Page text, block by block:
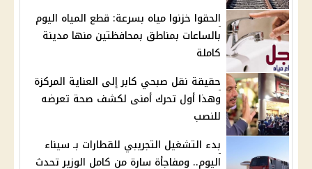
الحقوا خزنوا مياه بسرعة: قطع المياه اليوم
بالساعات بمناطق بمحافظتين منها مدينة
كاملة
حقيقة نقل صبحي كابر إلى العناية المركزة
وهذا أول تحرك أمنى لكشف صحة تعرضه
للنصب
بدء التشغيل التجريبي للقطارات بـ سيناء
اليوم.. ومفاجأة سارة من كامل الوزير تحدث